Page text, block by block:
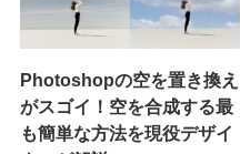
Photoshopの空を置き換え
がスゴイ！空を合成する最
も簡単な方法を現役デザイ